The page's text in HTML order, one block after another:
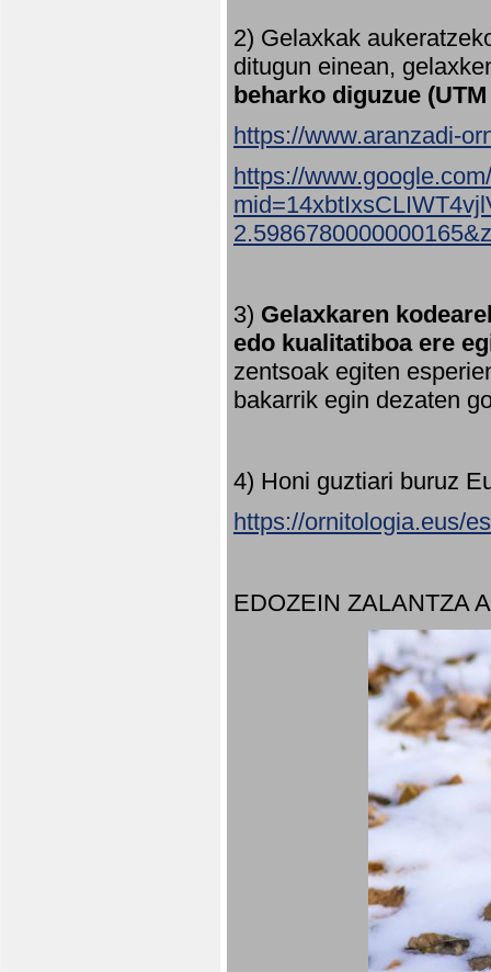
2) Gelaxkak
ditugun einean,
beharko diguzue
https://www.aranzadi-
https://
3) Gelaxkaren
edo kualitatiboa ere
zentsoak egiten
bakarrik egin dezaten
4) Honi guztiari buruz
https://ornitologia.eus/
EDOZEIN ZALANTZA